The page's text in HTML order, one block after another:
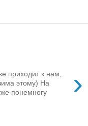
›
приходит к нам,
этому) На
понемногу